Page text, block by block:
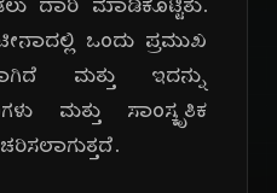
ದಾರಿ ಮಾಡಿಕೊಟ್ಟಿತು.
ಒಂದು ಪ್ರಮುಖ
ಮತ್ತು ಇದನ್ನು
ಮತ್ತು ಸಾಂಸ್ಕೃತಿಕ